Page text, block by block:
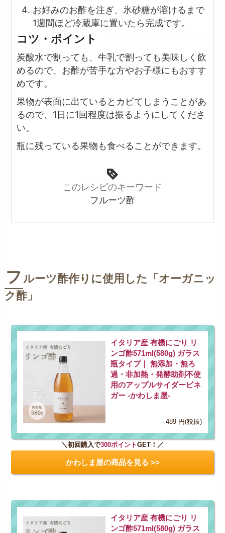
お好みのお酢を注ぎ、氷砂糖が溶けるまで
1週間ほど冷蔵庫に置いたら完成です。
コツ・ポイント
炭酸水で割っても、牛乳で割っても美味しく飲
めるので、 お酢が苦手な方やお子様にもおすす
めです。
果物が表面に出ているとカビてしまうことがあ
るので、1日に1回程度は振るようにしてくださ
い。
瓶に残っている果物も食べることができます。
このレシピのキーワード
フルーツ酢
フ ルーツ酢作りに使用した「オーガニッ
ク酢」
イタリア産 有機にごり リ
ンゴ酢571ml(580g) ガラス
瓶タイプ｜ 無添加・無ろ
過・非加熱・発酵助剤不使
用のアップルサイダービネ
ガー -かわしま屋-
489 円(税抜)
＼初回購入で300ポイントGET！／
かわしま屋の商品を見る >>
イタリア産 有機にごり リ
ンゴ酢571ml(580g) ガラス